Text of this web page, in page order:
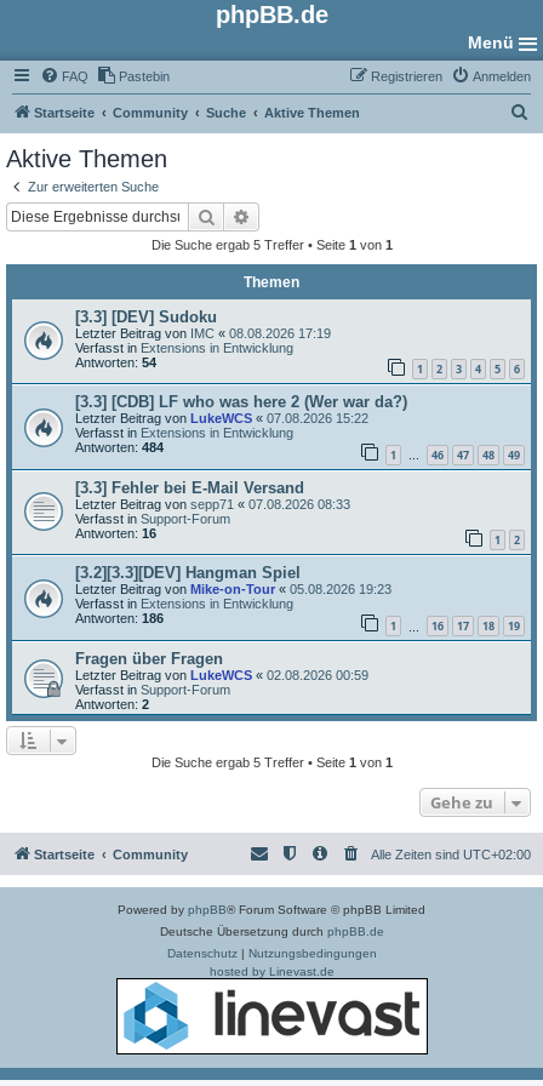
phpBB.de
Menü
FAQ Pastebin Anmelden
Registrieren
Startseite Community Suche Aktive Themen
Aktive Themen
Zur erweiterten Suche
Suche
Die Suche ergab 5 Treffer • Seite 1 von 1
Themen
[3.3] [DEV] Sudoku
Letzter Beitrag von IMC « 08.08.2026 17:19
Verfasst in Extensions in Entwicklung
Antworten: 54 1 2 3 4 5 6
[3.3] [CDB] LF who was here 2 (Wer war da?)
Letzter Beitrag von LukeWCS « 07.08.2026 15:22
Verfasst in Extensions in Entwicklung
Antworten: 484 1 … 46 47 48 49
[3.3] Fehler bei E-Mail Versand
Letzter Beitrag von sepp71 « 07.08.2026 08:33
Verfasst in Support-Forum
Antworten: 16 1 2
[3.2][3.3][DEV] Hangman Spiel
Letzter Beitrag von Mike-on-Tour « 05.08.2026 19:23
Verfasst in Extensions in Entwicklung
Antworten: 186 1 16 17 18 19
Fragen über Fragen
Letzter Beitrag von LukeWCS « 02.08.2026 00:59
Verfasst in Support-Forum
Antworten: 2
Die Suche ergab 5 Treffer • Seite 1 von 1
Gehe zu
Startseite Community Alle Zeiten sind UTC+02:00
Powered by phpBB® Forum Software © phpBB Limited
Deutsche Übersetzung durch phpBB.de
Datenschutz| Nutzungsbedingungen
hosted by Linevast.de